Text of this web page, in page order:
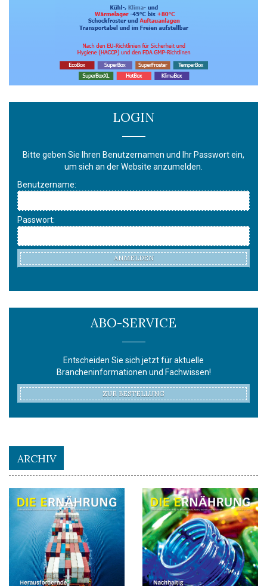
LOGIN
Bitte geben Sie Ihren Benutzernamen und Ihr Passwort ein,
um sich an der Website anzumelden.
Benutzername:
Passwort:
ANMELDEN
ABO-SERVICE
Entscheiden Sie sich jetzt für aktuelle
Brancheninformationen und Fachwissen!
ZUR BESTELLUNG
ARCHIV